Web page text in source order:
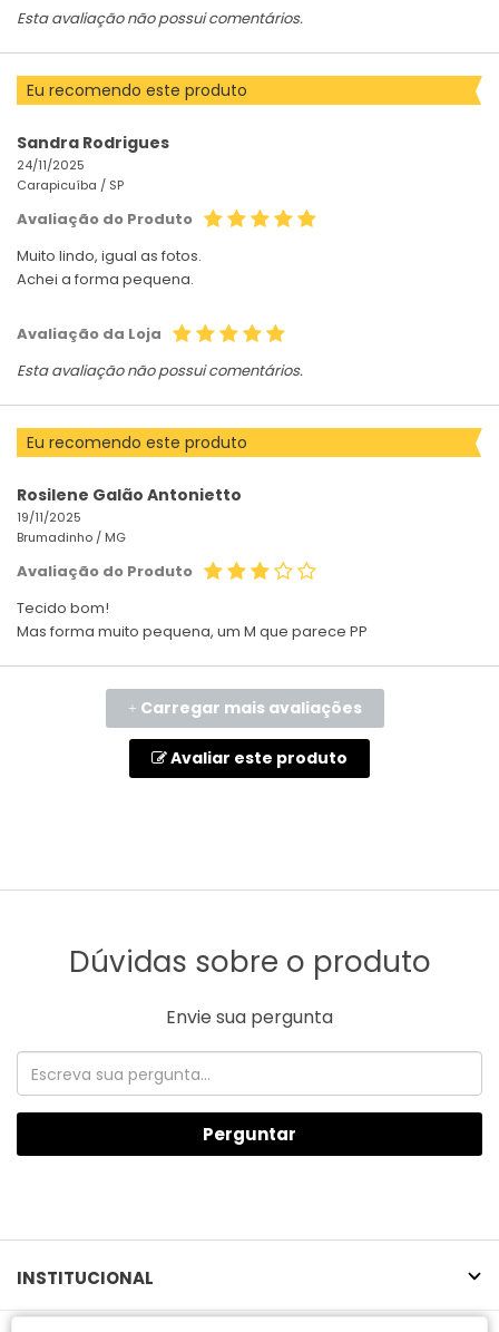
Esta avaliação não possui comentários.
Eu recomendo este produto
Sandra Rodrigues
24/11/2025
Carapicuíba / SP
Avaliação do Produto
Muito lindo, igual as fotos.
Achei a forma pequena.
Avaliação da Loja
Esta avaliação não possui comentários.
Eu recomendo este produto
Rosilene Galão Antonietto
19/11/2025
Brumadinho / MG
Avaliação do Produto
Tecido bom!
Mas forma muito pequena, um M que parece PP
+ Carregar mais avaliações
Avaliar este produto
Dúvidas sobre o produto
Envie sua pergunta
Perguntar
INSTITUCIONAL